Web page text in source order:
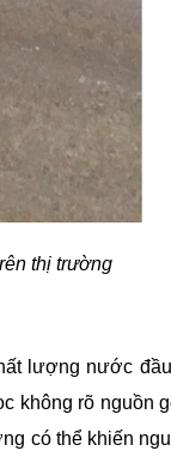
thị trường
lượng nước
không rõ nguồn
có thể khiến